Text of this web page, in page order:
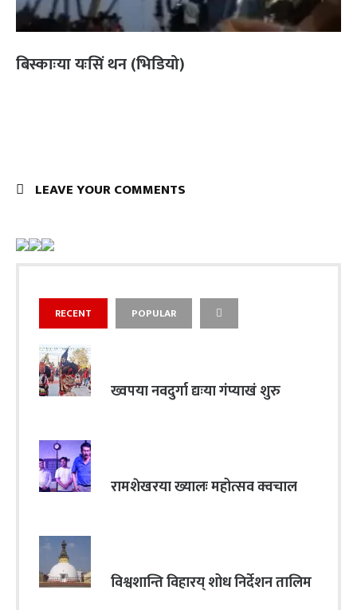
बिस्काःया यःसिं थन (भिडियो)
LEAVE YOUR COMMENTS
RECENT POPULAR
ख्वपया नवदुर्गा द्यःया गंप्याखं शुरु
रामशेखरया ख्यालः महोत्सव क्वचाल
विश्वशान्ति विहारय् शोध निर्देशन तालिम